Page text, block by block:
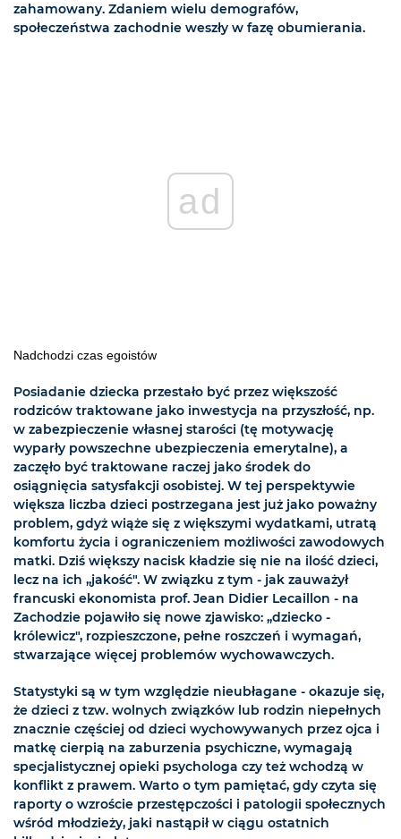
zahamowany. Zdaniem wielu demografów,
społeczeństwa zachodnie weszły w fazę obumierania.
ad
Nadchodzi czas egoistów
Posiadanie dziecka przestało być przez większość
rodziców traktowane jako inwestycja na przyszłość, np.
w zabezpieczenie własnej starości (tę motywację
wyparły powszechne ubezpieczenia emerytalne), a
zaczęło być traktowane raczej jako środek do
osiągnięcia satysfakcji osobistej. W tej perspektywie
większa liczba dzieci postrzegana jest już jako poważny
problem, gdyż wiąże się z większymi wydatkami, utratą
komfortu życia i ograniczeniem możliwości zawodowych
matki. Dziś większy nacisk kładzie się nie na ilość dzieci,
lecz na ich „jakość". W związku z tym - jak zauważył
francuski ekonomista prof. Jean Didier Lecaillon - na
Zachodzie pojawiło się nowe zjawisko: „dziecko -
królewicz", rozpieszczone, pełne roszczeń i wymagań,
stwarzające więcej problemów wychowawczych.
Statystyki są w tym względzie nieubłagane - okazuje się,
że dzieci z tzw. wolnych związków lub rodzin niepełnych
znacznie częściej od dzieci wychowywanych przez ojca i
matkę cierpią na zaburzenia psychiczne, wymagają
specjalistycznej opieki psychologa czy też wchodzą w
konflikt z prawem. Warto o tym pamiętać, gdy czyta się
raporty o wzroście przestępczości i patologii społecznych
wśród młodzieży, jaki nastąpił w ciągu ostatnich